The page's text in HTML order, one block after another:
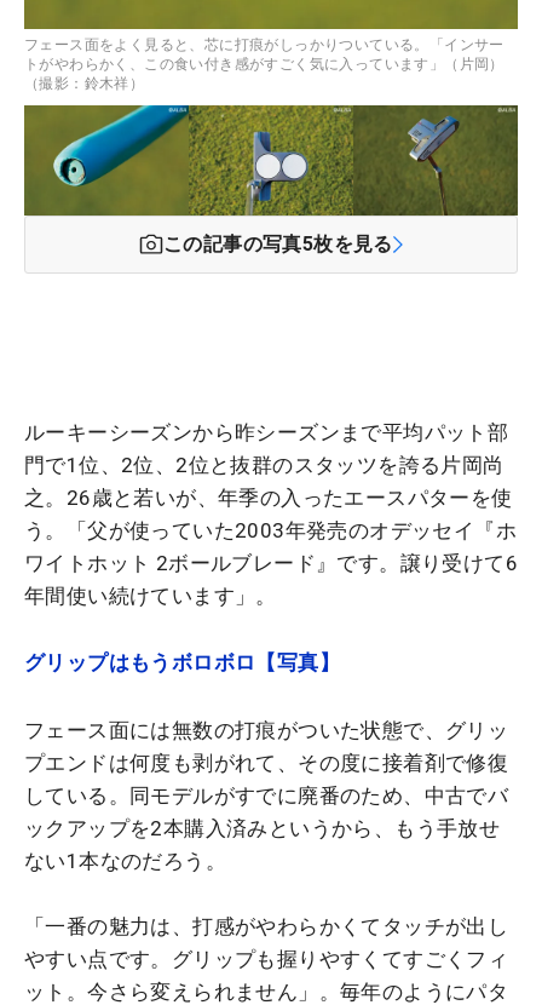
フェース面をよく見ると、芯に打痕がしっかりついている。「インサー
トがやわらかく、この食い付き感がすごく気に入っています」（片岡）
（撮影：鈴木祥）
この記事の写真5枚を見る
ルーキーシーズンから昨シーズンまで平均パット部
門で1位、2位、2位と抜群のスタッツを誇る片岡尚
之。26歳と若いが、年季の入ったエースパターを使
う。「父が使っていた2003年発売のオデッセイ『ホ
ワイトホット 2ボールブレード』です。譲り受けて6
年間使い続けています」。
グリップはもうボロボロ【写真】
フェース面には無数の打痕がついた状態で、グリッ
プエンドは何度も剥がれて、その度に接着剤で修復
している。同モデルがすでに廃番のため、中古でバ
ックアップを2本購入済みというから、もう手放せ
ない1本なのだろう。
「一番の魅力は、打感がやわらかくてタッチが出し
やすい点です。グリップも握りやすくてすごくフィ
ット。今さら変えられません」。毎年のようにパタ